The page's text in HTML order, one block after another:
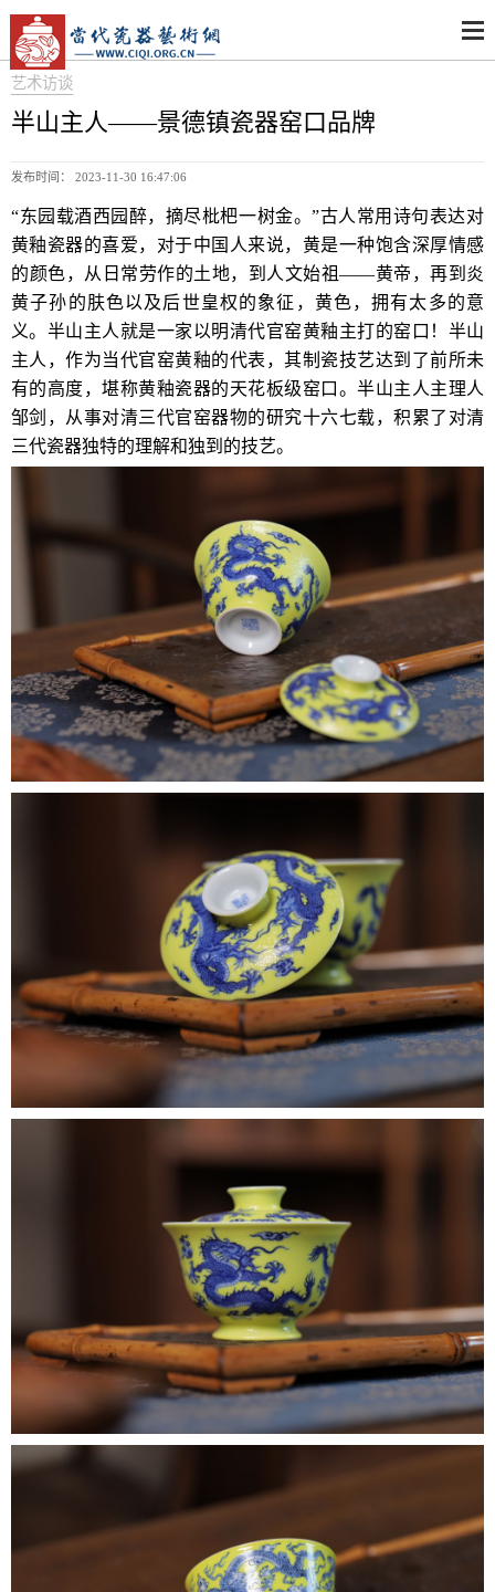
艺术访谈
半山主人——景德镇瓷器窑口品牌
发布时间： 2023-11-30 16:47:06
“东园载酒西园醉，摘尽枇杷一树金。”古人常用诗句表达对
黄釉瓷器的喜爱，对于中国人来说，黄是一种饱含深厚情感
的颜色，从日常劳作的土地，到人文始祖——黄帝，再到炎
黄子孙的肤色以及后世皇权的象征，黄色，拥有太多的意
义。半山主人就是一家以明清代官窑黄釉主打的窑口！半山
主人，作为当代官窑黄釉的代表，其制瓷技艺达到了前所未
有的高度，堪称黄釉瓷器的天花板级窑口。半山主人主理人
邹剑，从事对清三代官窑器物的研究十六七载，积累了对清
三代瓷器独特的理解和独到的技艺。